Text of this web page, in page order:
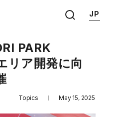
JP
PARK
リア開発に向
Topics May 15, 2025